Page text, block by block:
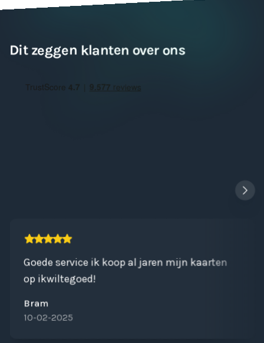
Dit zeggen klanten over ons
Goede service ik koop al jaren mijn kaarten
op ikwiltegoed!
Bram
10-02-2025